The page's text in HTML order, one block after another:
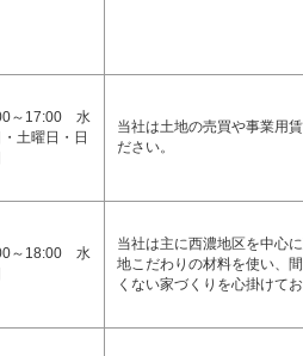
～17:00 水
土曜日・日
当社は土地の売買や事業用
ださい。
～18:00 水
当社は主に西濃地区を中心
地こだわりの材料を使い、
くない家づくりを心掛けて